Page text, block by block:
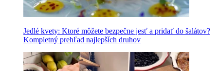
Jedlé kvety: Ktoré môžete bezpečne jesť a pridať do šalátov?
Kompletný prehľad najlepších druhov